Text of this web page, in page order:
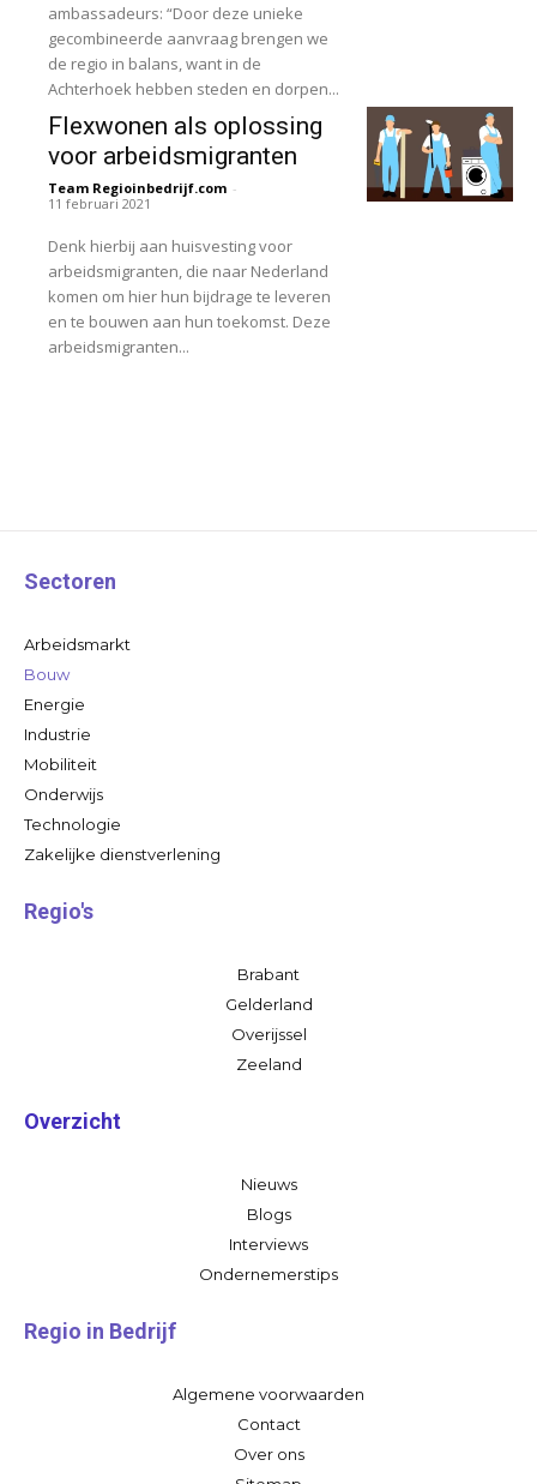
ambassadeurs: “Door deze unieke
gecombineerde aanvraag brengen we
de regio in balans, want in de
Achterhoek hebben steden en dorpen...
Flexwonen als oplossing
voor arbeidsmigranten
Team Regioinbedrijf.com -
11 februari 2021
Denk hierbij aan huisvesting voor
arbeidsmigranten, die naar Nederland
komen om hier hun bijdrage te leveren
en te bouwen aan hun toekomst. Deze
arbeidsmigranten...
Sectoren
Arbeidsmarkt
Bouw
Energie
Industrie
Mobiliteit
Onderwijs
Technologie
Zakelijke dienstverlening
Regio's
Brabant
Gelderland
Overijssel
Zeeland
Overzicht
Nieuws
Blogs
Interviews
Ondernemerstips
Regio in Bedrijf
Algemene voorwaarden
Contact
Over ons